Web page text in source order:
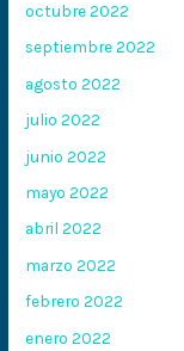
octubre 2022
septiembre 2022
agosto 2022
julio 2022
junio 2022
mayo 2022
abril 2022
marzo 2022
febrero 2022
enero 2022